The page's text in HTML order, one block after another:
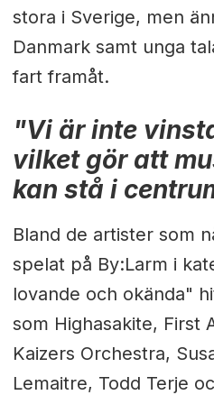
stora i Sverige, men
Danmark samt unga
fart framåt.
"Vi är inte
vilket gör att
kan stå i
Bland de artister som
spelat på By:Larm i
lovande och okända"
som Highasakite, First
Kaizers Orchestra,
Lemaitre, Todd Terje